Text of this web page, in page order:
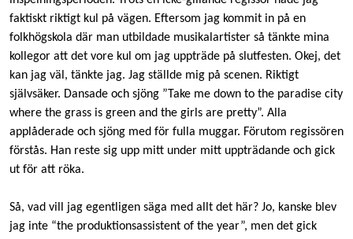
faktiskt riktigt kul på vägen. Eftersom jag kommit in på en
folkhögskola där man utbildade musikalartister så tänkte mina
kollegor att det vore kul om jag uppträde på slutfesten. Okej, det
kan jag väl, tänkte jag. Jag ställde mig på scenen. Riktigt
självsäker. Dansade och sjöng ”Take me down to the paradise city
where the grass is green and the girls are pretty”. Alla
applåderade och sjöng med för fulla muggar. Förutom regissören
förstås. Han reste sig upp mitt under mitt uppträdande och gick
ut för att röka.
Så, vad vill jag egentligen säga med allt det här? Jo, kanske blev
jag inte “the produktionsassistent of the year”, men det gick